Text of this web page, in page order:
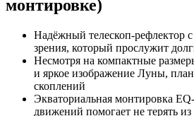
монтировке)
Надёжный телескоп-рефлектор
зрения, который прослужит
Несмотря на компактные
и яркое изображение Луны,
скоплений
Экваториальная монтировка
движений помогает не терять